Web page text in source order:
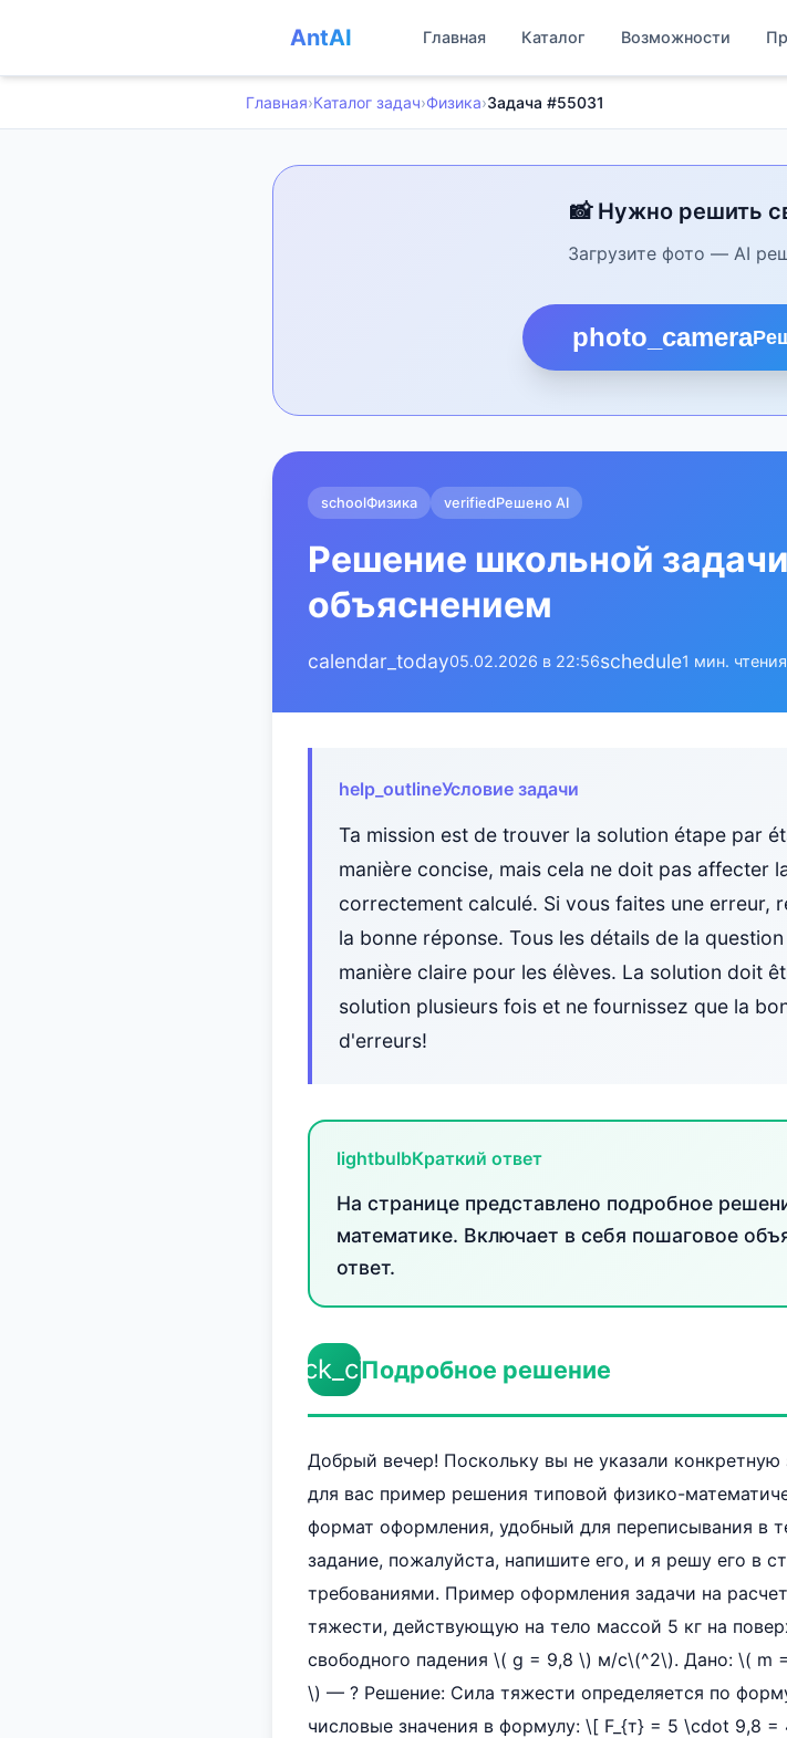
AntAI Главная Каталог Возможности
Главная›Каталог задач›Физика›Задача #55031
📸 Нужно решить
Загрузите фото — AI
photo_camera
schoolФизика verifiedРешено AI
Решение школьной
объяснением
calendar_today05.02.2026 в 22:56schedule1 мин. чтения
help_outlineУсловие задачи
Ta mission est de trouver la solution étape par
manière concise, mais cela ne doit pas affecter
correctement calculé. Si vous faites une erreur,
la bonne réponse. Tous les détails de la
manière claire pour les élèves. La solution doit
solution plusieurs fois et ne fournissez que la
d'erreurs!
lightbulbКраткий ответ
На странице представлено подробное
математике. Включает в себя пошаговое
ответ.
check_circleПодробное решение
Добрый вечер! Поскольку вы не указали
для вас пример решения типовой физико-
формат оформления, удобный для переписывания в
задание, пожалуйста, напишите его, и я решу его в
требованиями. Пример оформления задачи на
тяжести, действующую на тело массой 5 кг на
свободного падения \( g = 9,8 \) м/с\(^2\). Дано: \( m
\) — ? Решение: Сила тяжести определяется по
числовые значения в формулу: \[ F_{т} = 5 \cdot 9,8